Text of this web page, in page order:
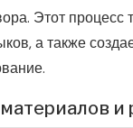
Этот процесс
а также
и